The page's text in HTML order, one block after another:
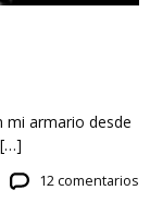
mi armario desde
12 comentarios